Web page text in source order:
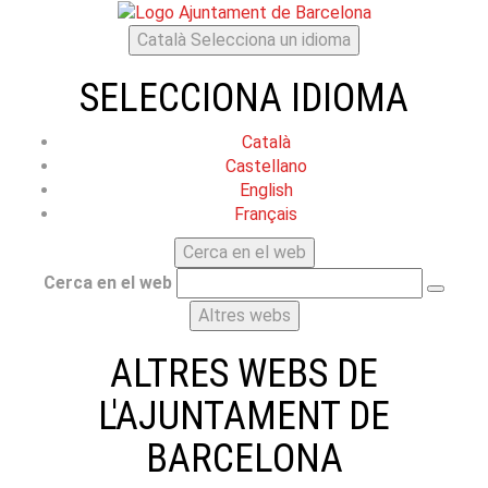
Català Selecciona un idioma
SELECCIONA IDIOMA
Català
Castellano
English
Français
Cerca en el web
Cerca en el web
Altres webs
ALTRES WEBS DE
L'AJUNTAMENT DE
BARCELONA